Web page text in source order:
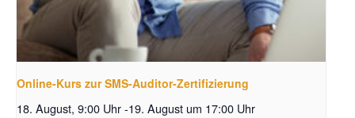
Online-Kurs zur SMS-Auditor-Zertifizierung
18. August, 9:00 Uhr-19. August um 17:00 Uhr